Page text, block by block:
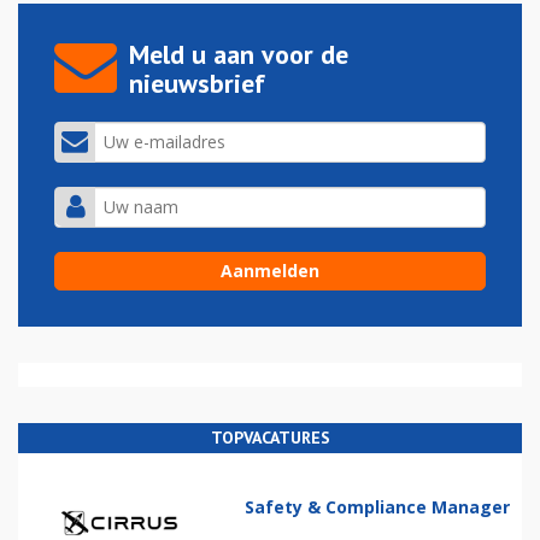
Meld u aan voor de
nieuwsbrief
TOPVACATURES
Safety & Compliance Manager